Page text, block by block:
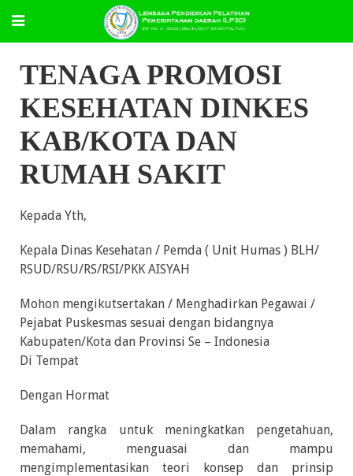
TENAGA PROMOSI
KESEHATAN DINKES
KAB/KOTA DAN
RUMAH SAKIT
Kepada Yth,
Kepala Dinas Kesehatan / Pemda ( Unit Humas ) BLH/
RSUD/RSU/RS/RSI/PKK AISYAH
Mohon mengikutsertakan / Menghadirkan Pegawai /
Pejabat Puskesmas sesuai dengan bidangnya
Kabupaten/Kota dan Provinsi Se – Indonesia
Di Tempat
Dengan Hormat
Dalam rangka untuk meningkatkan pengetahuan,
memahami, menguasai dan mampu
mengimplementasikan teori konsep dan prinsip